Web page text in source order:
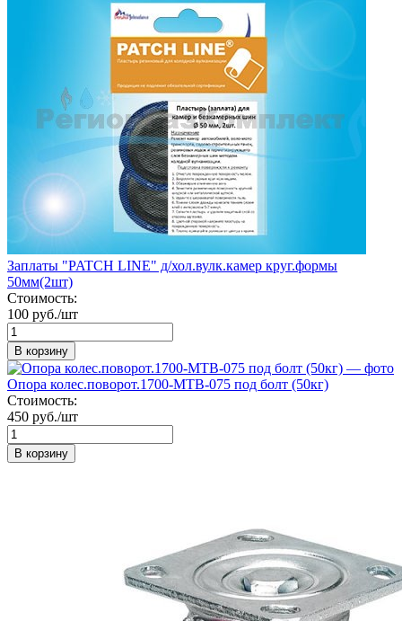
Заплаты "PATCH LINE" д/хол.вулк.камер круг.формы
50мм(2шт)
Стоимость:
100 руб./шт
В корзину
Опора колес.поворот.1700-МТВ-075 под болт (50кг)
Стоимость:
450 руб./шт
В корзину